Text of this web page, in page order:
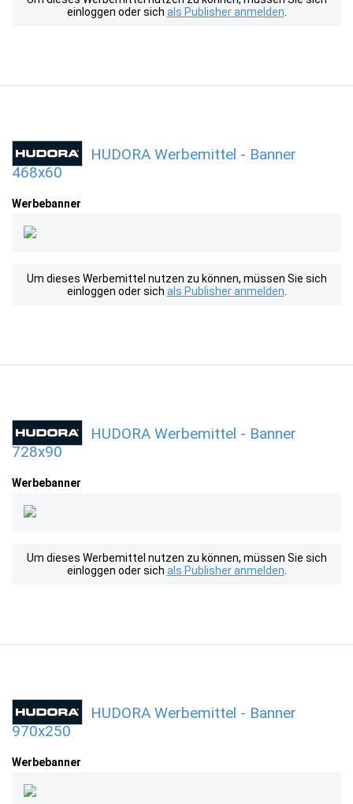
einloggen oder sich als Publisher anmelden
HUDORA Werbemittel - Banner
468x60
Werbebanner
Um dieses Werbemittel nutzen zu können, müssen Sie sich
einloggen oder sich als Publisher anmelden
HUDORA Werbemittel - Banner
728x90
Werbebanner
Um dieses Werbemittel nutzen zu können, müssen Sie sich
einloggen oder sich als Publisher anmelden
HUDORA Werbemittel - Banner
970x250
Werbebanner